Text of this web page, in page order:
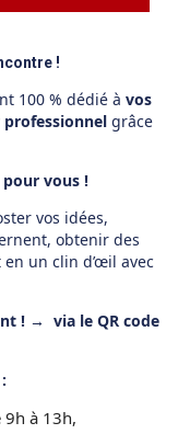
!
100 % dédié à vos
grâce
vous !
vos idées,
obtenir des
un clin d’œil avec
! → via le QR code
à 13h,